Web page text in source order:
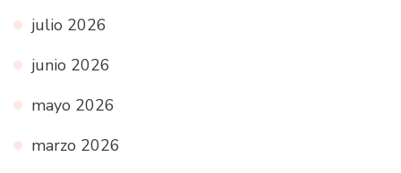
julio 2026
junio 2026
mayo 2026
marzo 2026